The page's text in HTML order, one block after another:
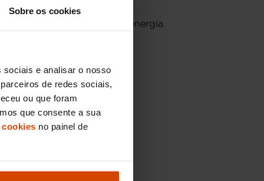
Sobre os cookies
sociais e analisar o nosso
de redes sociais,
ou que foram
que consente a sua
no painel de
da bateria.
melhorias na gestão de energia.
o equipamento máximo.
cidades.